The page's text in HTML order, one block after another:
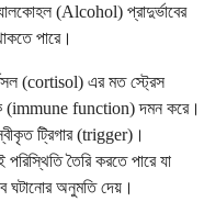
(Alcohol) প্রাদুর্ভাবের
পারে।
(cortisol) এর মত স্ট্রেস
(immune function) দমন করে।
ট্রিগার (trigger)।
তৈরি করতে পারে যা
ঘটানোর অনুমতি দেয়।